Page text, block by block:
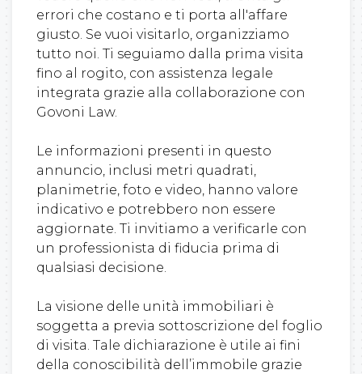
errori che costano e ti porta all'affare
giusto. Se vuoi visitarlo, organizziamo
tutto noi. Ti seguiamo dalla prima visita
fino al rogito, con assistenza legale
integrata grazie alla collaborazione con
Govoni Law.
Le informazioni presenti in questo
annuncio, inclusi metri quadrati,
planimetrie, foto e video, hanno valore
indicativo e potrebbero non essere
aggiornate. Ti invitiamo a verificarle con
un professionista di fiducia prima di
qualsiasi decisione.
La visione delle unità immobiliari è
soggetta a previa sottoscrizione del foglio
di visita. Tale dichiarazione è utile ai fini
della conoscibilità dell’immobile grazie